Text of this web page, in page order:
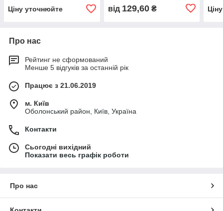
Ціну уточнюйте від 129,60₴
Про нас
Рейтинг не сформований
Менше 5 відгуків за останній рік
Працює з 21.06.2019
м. Київ
Оболонський район, Київ, Україна
Контакти
Сьогодні вихідний
Показати весь графік роботи
Про нас